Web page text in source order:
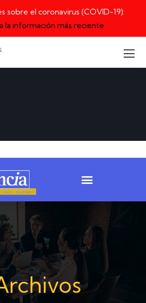
sobre el coronavirus (COVID-19):
la información más reciente